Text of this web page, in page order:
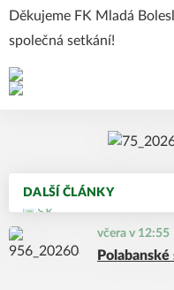
DALŠÍ ČLÁNKY
včera v 12:55
Děkujeme FK Mladá
společná setkání!